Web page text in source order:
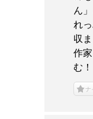
ん
れ
収
作
む！
ナ